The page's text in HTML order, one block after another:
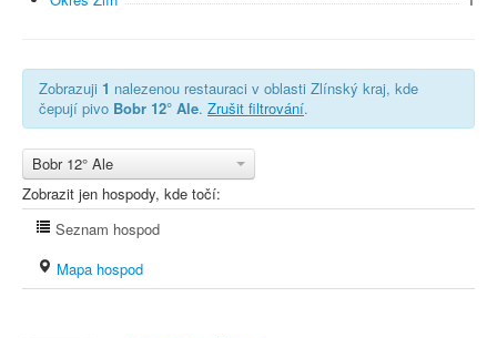
Zobrazuji 1 nalezenou restauraci v oblasti Zlínský kraj, kde
čepují pivo Bobr 12° Ale. Zrušit filtrování.
Bobr 12° Ale
Zobrazit jen hospody, kde točí:
Seznam hospod
Mapa hospod